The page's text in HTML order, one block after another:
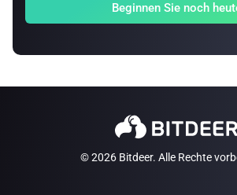
Beginnen Sie noch
© 2026 Bitdeer. Alle Rechte